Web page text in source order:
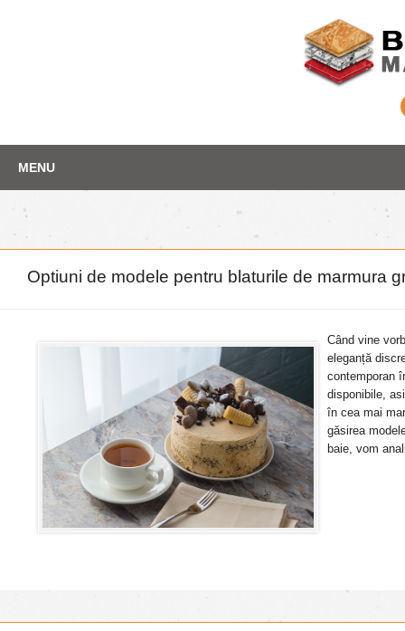
Depozit marmura
content
MENU
Optiuni de modele pentru blaturile de marmura
Când vine
eleganță
contemporan
disponibile,
în cea mai
găsirea
baie, vom